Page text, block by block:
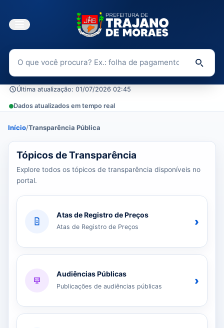
Buscar no Portal da Transparência
Última atualização: 01/07/2026 02:45
Dados atualizados em tempo real
Início/Transparência Pública
39 tópicos carregados do banco de dados.
Tópicos de Transparência
Explore todos os tópicos de transparência disponíveis no
portal.
Atas de Registro de Preços
Atas de Registro de Preços ›
Audiências Públicas
Publicações de audiências públicas ›